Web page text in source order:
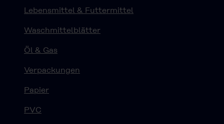
Lebensmittel & Futtermittel
Waschmittelblätter
Öl & Gas
Verpackungen
Papier
PVC